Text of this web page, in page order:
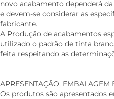
novo acabamento dependerá
e devem-se considerar as
fabricante.
A Produção de acabamentos
utilizado o padrão de tinta
feita respeitando as
APRESENTAÇÃO, EMBALAGEM
Os produtos são apresentados